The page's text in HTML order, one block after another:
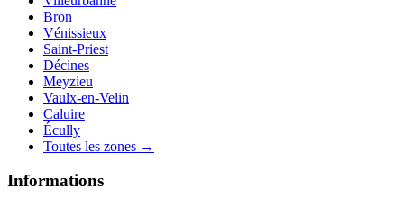
Bron
Vénissieux
Saint-Priest
Décines
Meyzieu
Vaulx-en-Velin
Caluire
Écully
Toutes les zones →
Informations